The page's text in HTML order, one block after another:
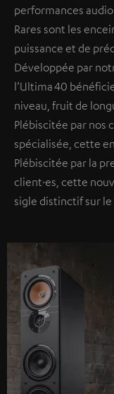
performances
Rares sont les
puissance et de
Développée par
l’Ultima 40
niveau, fruit de
Plébiscitée par nos
spécialisée, cette
Plébiscitée par la
client·es, cette
sigle distinctif sur